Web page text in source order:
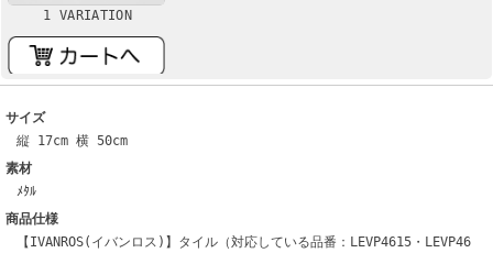
1 VARIATION
サイズ
縦 17cm 横 50cm
素材
ﾒﾀﾙ
商品仕様
【IVANROS(イバンロス)】タイル（対応している品番：LEVP4615・LEVP46